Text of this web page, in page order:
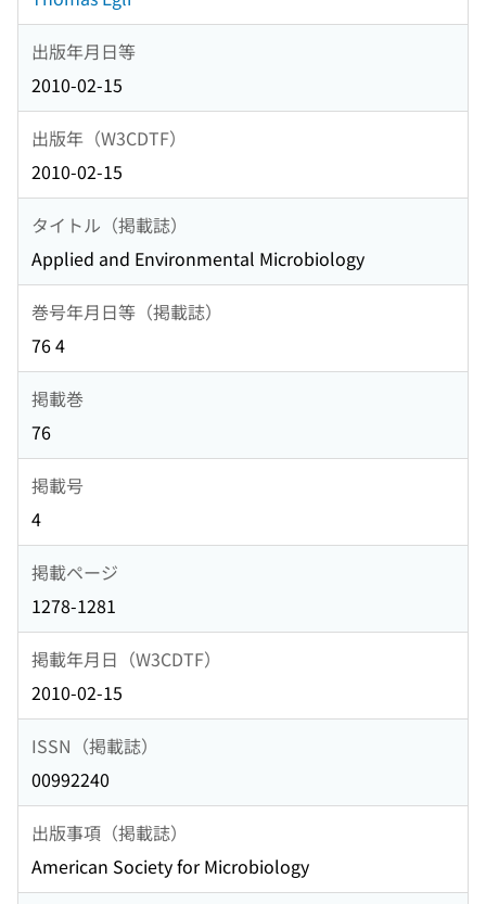
出版年月日等
2010-02-15
出版年（W3CDTF）
2010-02-15
タイトル（掲載誌）
Applied and Environmental Microbiology
巻号年月日等（掲載誌）
76 4
掲載巻
76
掲載号
4
掲載ページ
1278-1281
掲載年月日（W3CDTF）
2010-02-15
ISSN（掲載誌）
00992240
出版事項（掲載誌）
American Society for Microbiology